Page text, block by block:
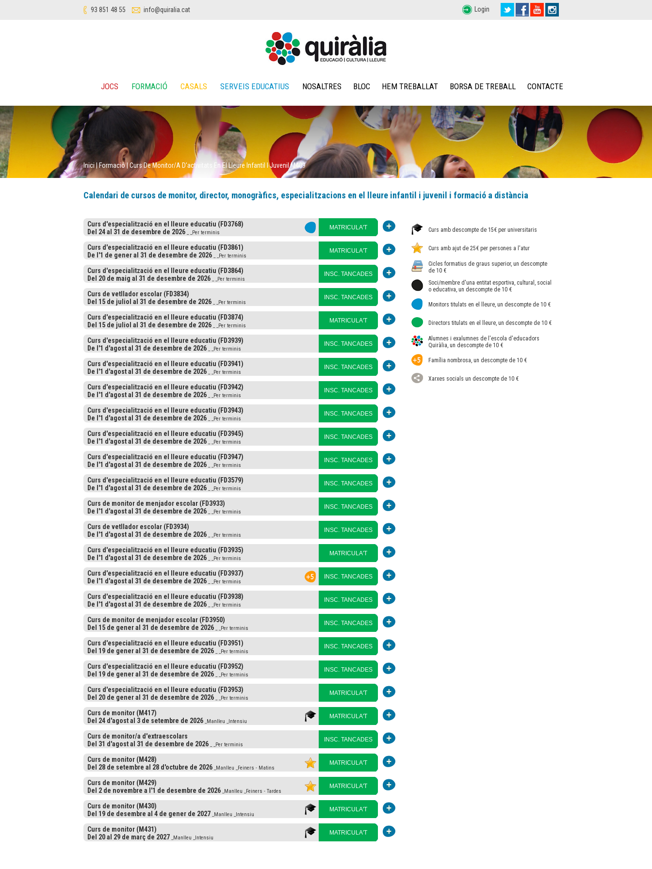
93 851 48 55 info@quiralia.cat Login
JOCS FORMACIÓ CASALS SERVEIS EDUCATIUS NOSALTRES BLOC HEM TREBALLAT BORSA DE TREBALL CONTACTE
Inici|Formació|Curs De Monitor/a D'activitats En El Lleure Infantil I Juvenil M409
Calendari de cursos de monitor, director, monogràfics, especialitzacions en el lleure infantil i juvenil i formació a distància
Curs d'especialització en el lleure educatiu (FD3768)
Del 24 al 31 de desembre de 2026 _ _Per terminis
MATRICULA'T
Curs d'especialització en el lleure educatiu (FD3861)
De l'1 de gener al 31 de desembre de 2026 _ _Per terminis
MATRICULA'T
Curs d'especialització en el lleure educatiu (FD3864)
Del 20 de maig al 31 de desembre de 2026 _ _Per terminis
INSC. TANCADES
Curs de vetllador escolar (FD3834)
Del 15 de juliol al 31 de desembre de 2026 _ _Per terminis
INSC. TANCADES
Curs d'especialització en el lleure educatiu (FD3874)
Del 15 de juliol al 31 de desembre de 2026 _ _Per terminis
MATRICULA'T
Curs d'especialització en el lleure educatiu (FD3939)
De l'1 d'agost al 31 de desembre de 2026 _ _Per terminis
INSC. TANCADES
Curs d'especialització en el lleure educatiu (FD3941)
De l'1 d'agost al 31 de desembre de 2026 _ _Per terminis
INSC. TANCADES
Curs d'especialització en el lleure educatiu (FD3942)
De l'1 d'agost al 31 de desembre de 2026 _ _Per terminis
INSC. TANCADES
Curs d'especialització en el lleure educatiu (FD3943)
De l'1 d'agost al 31 de desembre de 2026 _ _Per terminis
INSC. TANCADES
Curs d'especialització en el lleure educatiu (FD3945)
De l'1 d'agost al 31 de desembre de 2026 _ _Per terminis
INSC. TANCADES
Curs d'especialització en el lleure educatiu (FD3947)
De l'1 d'agost al 31 de desembre de 2026 _ _Per terminis
INSC. TANCADES
Curs d'especialització en el lleure educatiu (FD3579)
De l'1 d'agost al 31 de desembre de 2026 _ _Per terminis
INSC. TANCADES
Curs de monitor de menjador escolar (FD3933)
De l'1 d'agost al 31 de desembre de 2026 _ _Per terminis
INSC. TANCADES
Curs de vetllador escolar (FD3934)
De l'1 d'agost al 31 de desembre de 2026 _ _Per terminis
INSC. TANCADES
Curs d'especialització en el lleure educatiu (FD3935)
De l'1 d'agost al 31 de desembre de 2026 _ _Per terminis
MATRICULA'T
Curs d'especialització en el lleure educatiu (FD3937)
De l'1 d'agost al 31 de desembre de 2026 _ _Per terminis
INSC. TANCADES
Curs d'especialització en el lleure educatiu (FD3938)
De l'1 d'agost al 31 de desembre de 2026 _ _Per terminis
INSC. TANCADES
Curs de monitor de menjador escolar (FD3950)
Del 15 de gener al 31 de desembre de 2026 _ _Per terminis
INSC. TANCADES
Curs d'especialització en el lleure educatiu (FD3951)
Del 19 de gener al 31 de desembre de 2026 _ _Per terminis
INSC. TANCADES
Curs d'especialització en el lleure educatiu (FD3952)
Del 19 de gener al 31 de desembre de 2026 _ _Per terminis
INSC. TANCADES
Curs d'especialització en el lleure educatiu (FD3953)
Del 20 de gener al 31 de desembre de 2026 _ _Per terminis
MATRICULA'T
Curs de monitor (M417)
Del 24 d'agost al 3 de setembre de 2026 _Manlleu _Intensiu
MATRICULA'T
Curs de monitor/a d'extraescolars
Del 31 d'agost al 31 de desembre de 2026 _ _Per terminis
INSC. TANCADES
Curs de monitor (M428)
Del 28 de setembre al 28 d'octubre de 2026 _Manlleu _Feiners - Matins
MATRICULA'T
Curs de monitor (M429)
Del 2 de novembre a l'1 de desembre de 2026 _Manlleu _Feiners - Tardes
MATRICULA'T
Curs de monitor (M430)
Del 19 de desembre al 4 de gener de 2027 _Manlleu _Intensiu
MATRICULA'T
Curs de monitor (M431)
Del 20 al 29 de març de 2027 _Manlleu _Intensiu
MATRICULA'T
Curs amb descompte de 15€ per universitaris
Curs amb ajut de 25€ per persones a l'atur
Cicles formatius de graus superior, un descompte
de 10 €
Soci/membre d'una entitat esportiva, cultural, social
o educativa, un descompte de 10 €
Monitors titulats en el lleure, un descompte de 10 €
Directors titulats en el lleure, un descompte de 10 €
Alumnes i exalumnes de l'escola d'educadors
Quiràlia, un descompte de 10 €
Família nombrosa, un descompte de 10 €
Xarxes socials un descompte de 10 €